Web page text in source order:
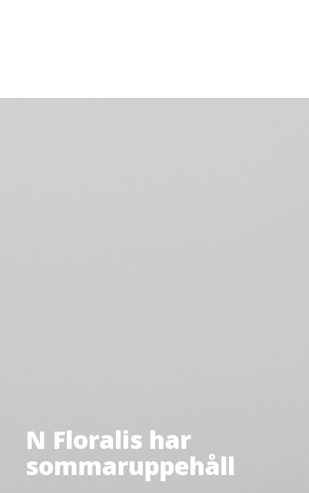
N Floralis har
sommaruppehåll